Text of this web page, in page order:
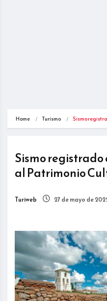
Home Turismo Sismo
Sismo registrado
al Patrimonio
Turiweb 27 de mayo de